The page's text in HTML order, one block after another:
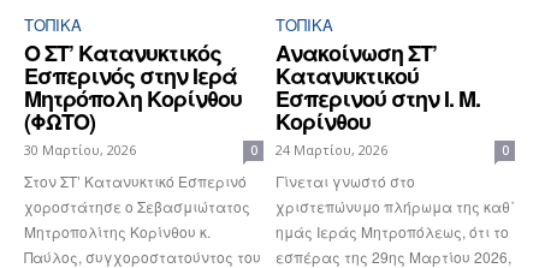
ΤΟΠΙΚΑ
Ο ΣΤ’ Κατανυκτικός
Εσπερινός στην Ιερά
Μητρόπολη Κορίνθου
(ΦΩΤΟ)
30 Μαρτίου, 2026 0
Στον ΣΤ’ Κατανυκτικό Εσπερινό
χοροστάτησε ο Σεβασμιώτατος
Μητροπολίτης Κορίνθου κ.
Παύλος, συγχοροστατούντος του
ΤΟΠΙΚΑ
Ανακοίνωση ΣΤ’
Κατανυκτικού
Εσπερινού στην Ι. Μ.
Κορίνθου
24 Μαρτίου, 2026 0
Γίνεται γνωστό στο
χριστεπώνυμο πλήρωμα της καθ᾿
ημάς Ιεράς Μητροπόλεως, ότι το
εσπέρας της 29ης Μαρτίου 2026,